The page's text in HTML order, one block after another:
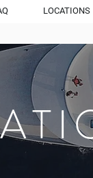
LOCATIONS